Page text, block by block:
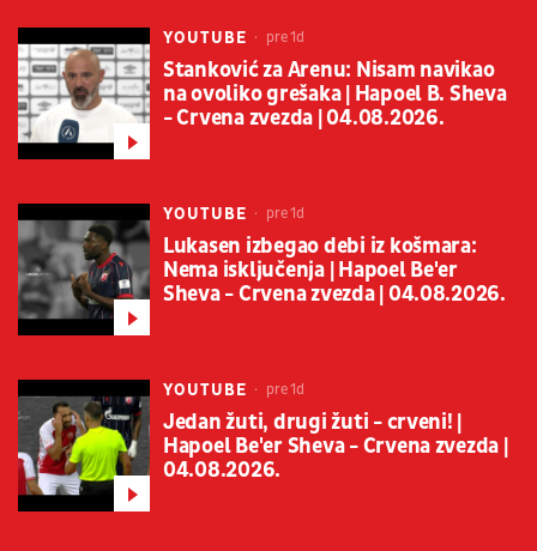
YOUTUBE pre 1d
Stanković za Arenu: Nisam navikao
na ovoliko grešaka | Hapoel B. Sheva
- Crvena zvezda | 04.08.2026.
YOUTUBE pre 1d
Lukasen izbegao debi iz košmara:
Nema isključenja | Hapoel Be'er
Sheva - Crvena zvezda | 04.08.2026.
YOUTUBE pre 1d
Jedan žuti, drugi žuti - crveni! |
Hapoel Be'er Sheva - Crvena zvezda |
04.08.2026.